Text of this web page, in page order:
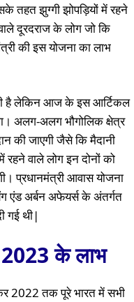
तहत झुग्गी झोपड़ियों में रहने
दूरदराज के लोग जो कि
की इस योजना का लाभ
है लेकिन आज के इस आर्टिकल
अलग-अलग भौगोलिक क्षेत्र
की जाएगी जैसे कि मैदानी
रहने वाले लोग इन दोनों को
प्रधानमंत्री आवास योजना
एंड अर्बन अफेयर्स के अंतर्गत
गई थी|
के लाभ
2022 तक पूरे भारत में सभी